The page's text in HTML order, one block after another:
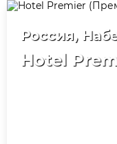
Россия,
Hotel